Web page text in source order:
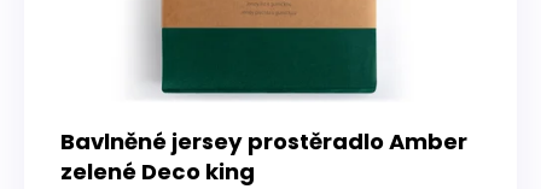
Bavlněné jersey prostěradlo Amber
zelené Deco king